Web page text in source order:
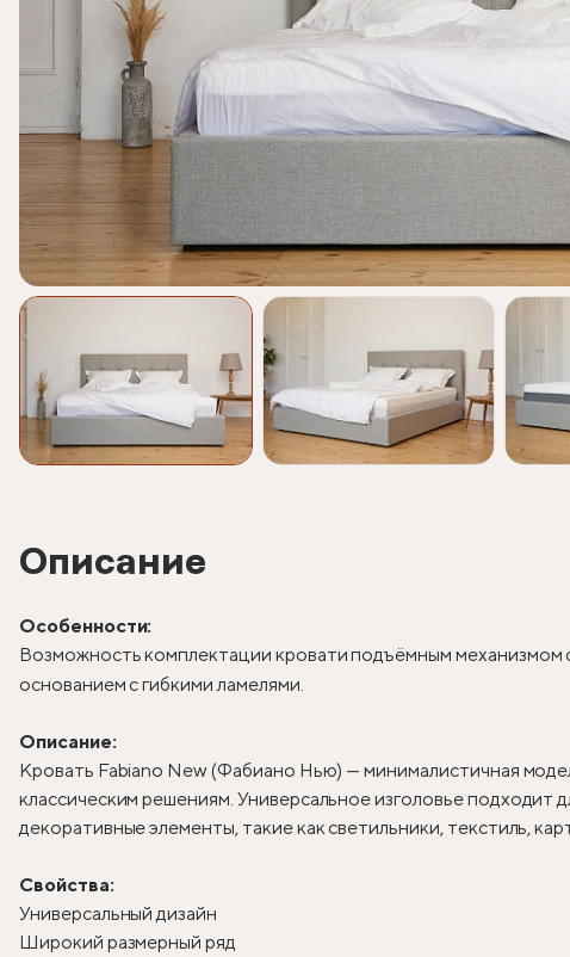
Описание
Особенности:
Возможность комплектации кровати подъёмным механизмом
основанием с гибкими ламелями.
Описание:
Кровать Fabiano New (Фабиано Нью) — минималистичная
классическим решениям. Универсальное изголовье подходит
декоративные элементы, такие как светильники, текстиль,
Свойства:
Универсальный дизайн
Широкий размерный ряд